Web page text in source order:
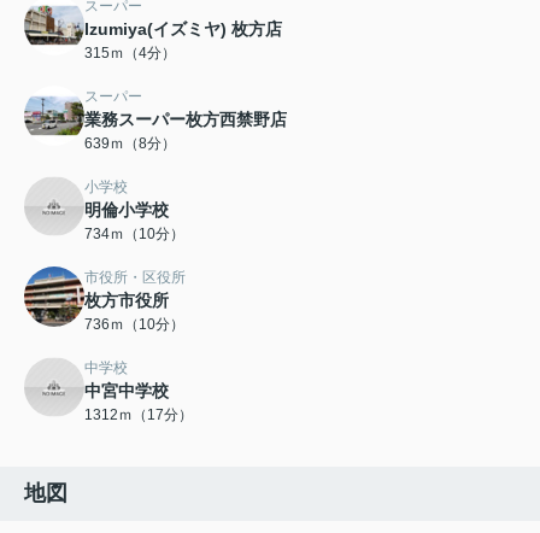
スーパー
Izumiya(イズミヤ) 枚方店
315ｍ（4分）
スーパー
業務スーパー枚方西禁野店
639ｍ（8分）
小学校
明倫小学校
734ｍ（10分）
市役所・区役所
枚方市役所
736ｍ（10分）
中学校
中宮中学校
1312ｍ（17分）
地図